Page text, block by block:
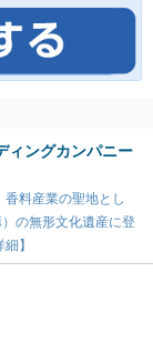
ィングカンパニー
料産業の聖地とし
の無形文化遺産に登
】